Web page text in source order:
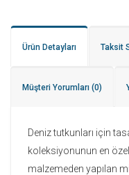
Ürün Detayları Taksit
Müşteri Yorumları (0)
Deniz tutkunları için
koleksiyonunun en
malzemeden yapılan